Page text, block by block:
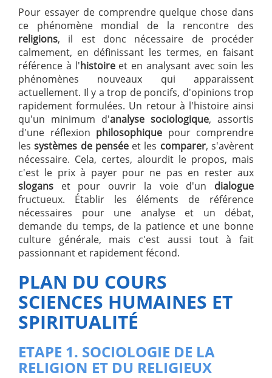
Pour essayer de comprendre quelque chose dans
ce phénomène mondial de la rencontre des
religions, il est donc nécessaire de procéder
calmement, en définissant les termes, en faisant
référence à l'histoireet en analysant avec soin les
phénomènes nouveaux qui apparaissent
actuellement. Il y a trop de poncifs, d'opinions trop
rapidement formulées. Un retour à l'histoire ainsi
qu'un minimum d'analyse sociologique, assortis
d'une réflexion philosophique pour comprendre
lessystèmes de penséeet les comparer, s'avèrent
nécessaire. Cela, certes, alourdit le propos, mais
c'est le prix à payer pour ne pas en rester aux
slogans et pour ouvrir la voie d'un dialogue
fructueux. Établir les éléments de référence
nécessaires pour une analyse et un débat,
demande du temps, de la patience et une bonne
culture générale, mais c'est aussi tout à fait
passionnant et rapidement fécond.
PLAN DU COURS
SCIENCES HUMAINES ET
SPIRITUALITÉ
ETAPE 1. SOCIOLOGIE DE LA
RELIGION ET DU RELIGIEUX